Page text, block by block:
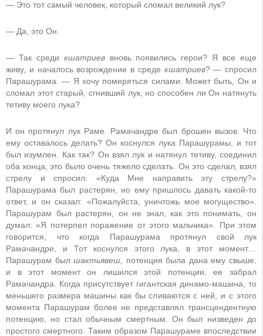
— Это тот самый человек, который сломал великий лук?
— Да, это Он.
— Так среди кшатриев вновь появились герои? Я все еще
живу, и началось возрождение в среде кшатриев? — спросил
Парашурама. — Я хочу померяться силами. Может быть, Он и
сломал этот старый, сгнивший лук, но способен ли Он натянуть
тетиву моего лука?
И он протянул лук Раме. Рамачандре был брошен вызов. Что
ему оставалось делать? Он коснулся лука Парашурамы, и тот
был изумлен. Как так? Он взял лук и натянул тетиву, соединил
оба конца, это было очень тяжело сделать. Он это сделал, взял
стрелу и спросил: «Куда Мне направить эту стрелу?»
Парашурама был растерян, но ему пришлось давать какой-то
ответ, и он сказал: «Пожалуйста, уничтожь мое могущество».
Парашурам был растерян, он не знал, как это понимать, он
думал: «Я потерпел поражение от этого мальчика». При этом
говорится, что когда Парашурама протянул свой лук
Рамачандре, и Тот коснулся этого лука, в этот момент…
Парашурам былшактьявеш, потенция была дана ему свыше,
и в этот момент он лишился этой потенции, ее забрал
Рамачандра. Когда присутствует гигантская динамо-машина, то
меньшего размера машины как бы сливаются с ней, и с этого
момента Парашурам более не представлял трансцендентную
потенцию, но стал обычным смертным. Он был низведен до
простого смертного. Таким образом Парашураме впоследствии